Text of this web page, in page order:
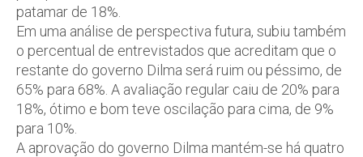
patamar de 18%.
Em uma análise de perspectiva futura, subiu também
o percentual de entrevistados que acreditam que o
restante do governo Dilma será ruim ou péssimo, de
65% para 68%. A avaliação regular caiu de 20% para
18%, ótimo e bom teve oscilação para cima, de 9%
para 10%.
A aprovação do governo Dilma mantém-se há quatro